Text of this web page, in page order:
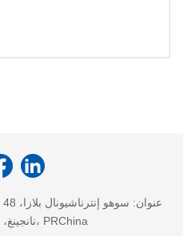
عنوان:
نانجينغ، جيانغسو 210012، PRChina